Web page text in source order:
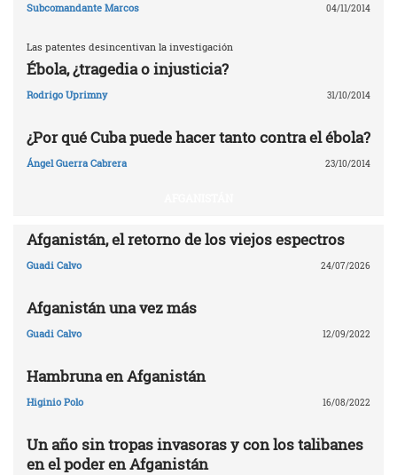
Subcomandante Marcos 04/11/2014
Las patentes desincentivan la investigación
Ébola, ¿tragedia o injusticia?
Rodrigo Uprimny 31/10/2014
¿Por qué Cuba puede hacer tanto contra el ébola?
Ángel Guerra Cabrera 23/10/2014
Afganistán, el retorno de los viejos espectros
Guadi Calvo 24/07/2026
Afganistán una vez más
Guadi Calvo 12/09/2022
Hambruna en Afganistán
Higinio Polo 16/08/2022
Un año sin tropas invasoras y con los talibanes
en el poder en Afganistán